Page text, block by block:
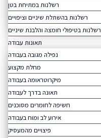
רשלנות במתיחת בטן
רשלנות בהשתלת שיניים וציפויים
רשלנות בטיפולי חומצה והלבנת שיניים
תאונות עבודה
נפילה מגובה בעבודה
מחלת מקצוע
מיקרוטראומה בעבודה
תאונה בדרך לעבודה
חשיפה לחומרים מסוכנים
אירוע לב ומוח בעבודה
פיצויים מהמעסיק